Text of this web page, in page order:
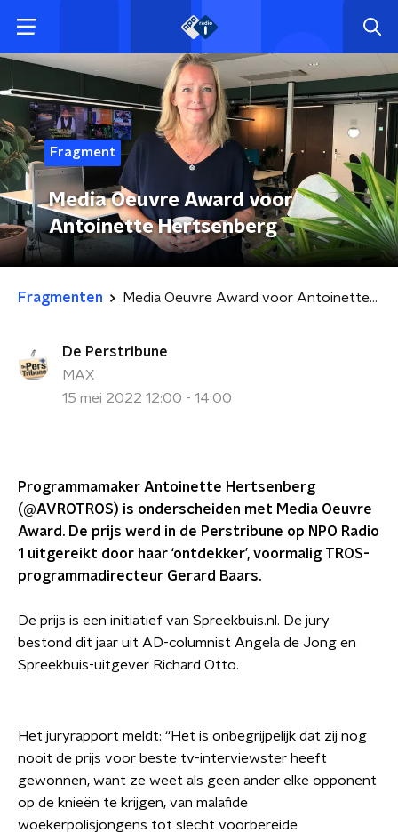
Fragment
Media Oeuvre Award voor
Antoinette Hertsenberg
Fragmenten Media Oeuvre Award voor Antoinette Hertsenberg
De Perstribune
MAX
15 mei 2022 12:00 - 14:00
Programmamaker Antoinette Hertsenberg
(@AVROTROS) is onderscheiden met Media Oeuvre
Award. De prijs werd in de Perstribune op NPO Radio
1 uitgereikt door haar ‘ontdekker’, voormalig TROS-
programmadirecteur Gerard Baars.
De prijs is een initiatief van Spreekbuis.nl. De jury
bestond dit jaar uit AD-columnist Angela de Jong en
Spreekbuis-uitgever Richard Otto.
Het juryrapport meldt: “Het is onbegrijpelijk dat zij nog
nooit de prijs voor beste tv-interviewster heeft
gewonnen, want ze weet als geen ander elke opponent
op de knieën te krijgen, van malafide
woekerpolisjongens tot slecht voorbereide